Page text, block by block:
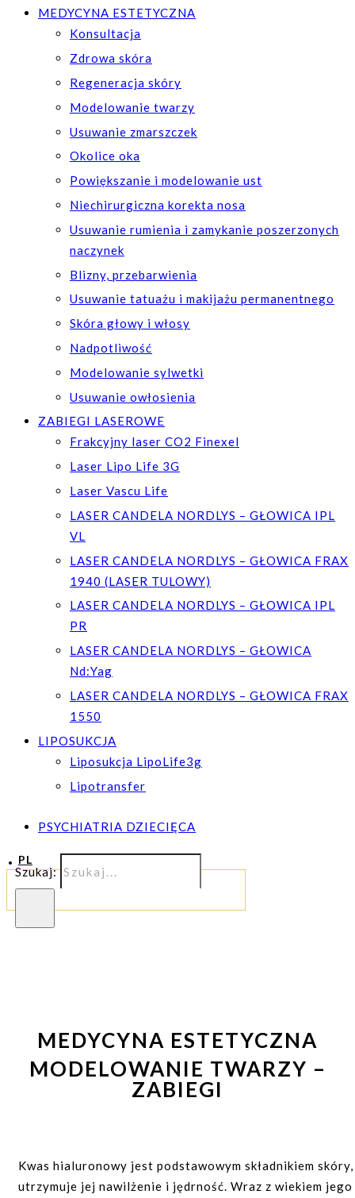
MEDYCYNA ESTETYCZNA
Konsultacja
Zdrowa skóra
Regeneracja skóry
Modelowanie twarzy
Usuwanie zmarszczek
Okolice oka
Powiększanie i modelowanie ust
Niechirurgiczna korekta nosa
Usuwanie rumienia i zamykanie poszerzonych
naczynek
Blizny, przebarwienia
Usuwanie tatuażu i makijażu permanentnego
Skóra głowy i włosy
Nadpotliwość
Modelowanie sylwetki
Usuwanie owłosienia
ZABIEGI LASEROWE
Frakcyjny laser CO2 Finexel
Laser Lipo Life 3G
Laser Vascu Life
LASER CANDELA NORDLYS – GŁOWICA IPL
VL
LASER CANDELA NORDLYS – GŁOWICA FRAX
1940 (LASER TULOWY)
LASER CANDELA NORDLYS – GŁOWICA IPL
PR
LASER CANDELA NORDLYS – GŁOWICA
Nd:Yag
LASER CANDELA NORDLYS – GŁOWICA FRAX
1550
LIPOSUKCJA
Liposukcja LipoLife3g
Lipotransfer
PSYCHIATRIA DZIECIĘCA
PL
Szukaj:
MEDYCYNA ESTETYCZNA
MODELOWANIE TWARZY –
ZABIEGI
Kwas hialuronowy jest podstawowym składnikiem skóry,
utrzymuje jej nawilżenie i jędrność. Wraz z wiekiem jego